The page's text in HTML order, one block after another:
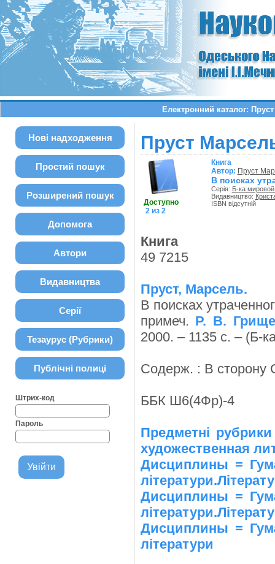
Електронний каталог:
Нові надходження
Простий пошук
Розширений пошук
Допомога
Автори
Видавництва
Серії
Тезаурус (Рубрики)
Публічні полиці
Штрих-код
Пароль
Пруст
Доступно
2 из 2
Книга
Автор: Пруст
В поисках
Серія: Б-ка мировой
Видавництво:
ISBN відсутній
Книга
49 7215
Пруст, Марсель.
В поисках
примеч. Р. В.
2000. – 1135 с. – (Б-
Содерж. : В сторону
ББК Ш6(4Фр)-4
Предметні
художественная
Дисциплины =
Дисциплины =
Дисциплины =
літератури